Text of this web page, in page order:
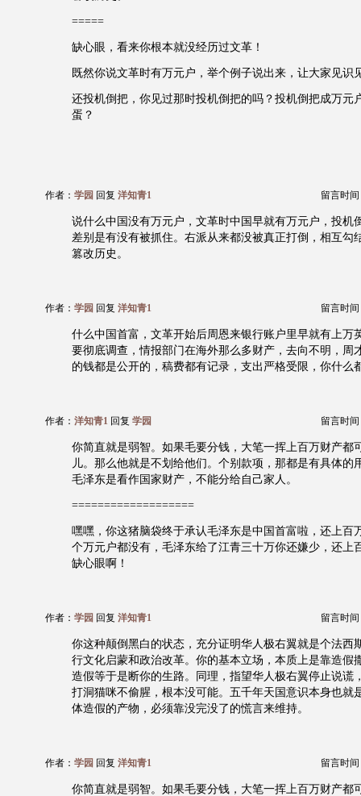
=====
缺心眼，看来你根本就没经历过文革！
既然你说文革时有万元户，举个例子说出来，让大家见识
还投机倒把，你见过那时投机倒把的吗？投机倒把成万元
蛋？
作者： 学园 回复 洋知青1 留言时间
说什么中国没有万元户，文革时中国早就有万元户，投机
差别是有没有被抓住。右派从来都没被真正打倒，相互勾
篡改历史。
作者： 学园 回复 洋知青1 留言时间
什么中国首富，文革开始后周恩来银行账户里早就有上万
要彻底调查，情报部门在海外那么多财产，去向不明，周
的钱都是公开的，稿费都有记录，支出严格受限，你什么
作者： 洋知青1 回复 学园 留言时间
你简直就是弱智。如果毛要分钱，大笔一挥上百万财产都
儿。那么他就是不划给他们。个别款项，那都是有具体的
毛泽东是看作国家财产，不能分给自己家人。
===================
嘿嘿，你这猪脑袋终于承认毛泽东是中国首富啦，还上百
个万元户都没有，毛泽东给了江青三十万你还嫌少，还上
缺心眼啊！
作者： 学园 回复 洋知青1 留言时间
你这种颠倒黑白的状态，充分证明华人极右翼就是个法西
行文化启蒙和政治改革。你的基本立场，本质上是靠造假
造假等于是断你的生路。同理，指望华人极右翼停止说谎
打洞猫咪不偷腥，根本没可能。五千年天国意识本身也就
体造假的产物，必须靠没完没了的慌言来维持。
作者： 学园 回复 洋知青1 留言时间
你简直就是弱智。如果毛要分钱，大笔一挥上百万财产都